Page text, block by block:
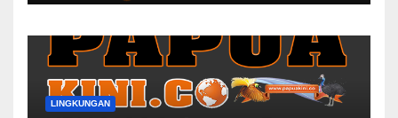
LINGKUNGAN